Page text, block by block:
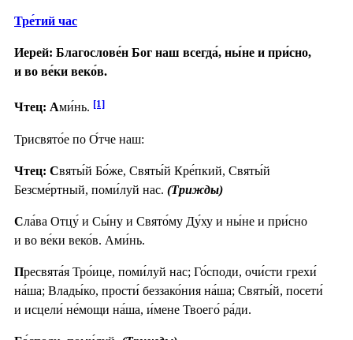
Тре́тий час
Иерей: Благослове́н Бог наш всегда́, ны́не и при́сно,
и во ве́ки веко́в.
Чтец: Ами́нь. [1]
Трисвято́е по О́тче наш:
Чтец: Святы́й Бо́же, Святы́й Кре́пкий, Святы́й
Безсме́ртный, поми́луй нас. (Трижды)
Сла́ва Отцу́ и Сы́ну и Свято́му Ду́ху и ны́не и при́сно
и во ве́ки веко́в. Ами́нь.
Пресвята́я Тро́ице, поми́луй нас; Го́споди, очи́сти грехи́
на́ша; Влады́ко, прости́ беззако́ния на́ша; Святы́й, посети́
и исцели́ не́мощи на́ша, и́мене Твоего́ ра́ди.